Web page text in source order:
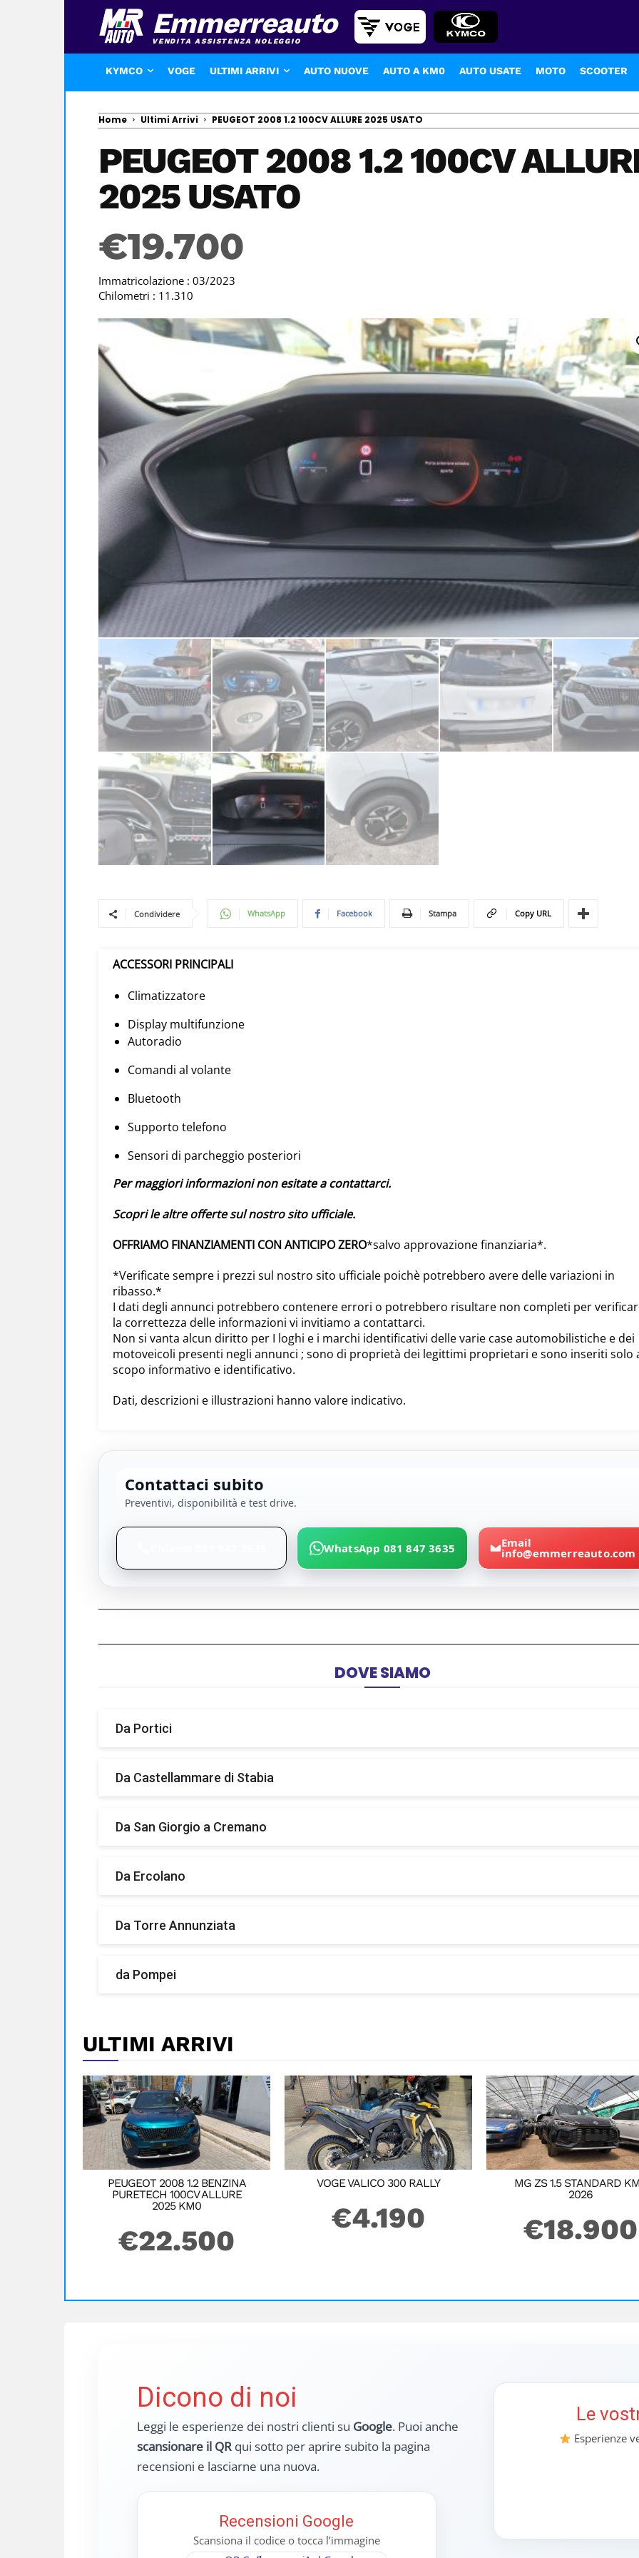
Emmerreauto
VENDITA ASSISTENZA NOLEGGIO
KYMCO VOGE ULTIMI ARRIVI AUTO NUOVE AUTO A KM0 AUTO USATE MOTO SCOOTER
Home Ultimi Arrivi PEUGEOT 2008 1.2 100CV ALLURE 2025 USATO
PEUGEOT 2008 1.2 100CV
2025 USATO
€19.700
Immatricolazione : 03/2023
Chilometri : 11.310
Condividere WhatsApp Facebook Stampa Copy URL
ACCESSORI PRINCIPALI
Climatizzatore
Display multifunzione
Autoradio
Comandi al volante
Bluetooth
Supporto telefono
Sensori di parcheggio posteriori
Per maggiori informazioni non esitate a contattarci.
Scopri le altre offerte sul nostro sito ufficiale.
OFFRIAMO FINANZIAMENTI CON ANTICIPO ZERO*salvo approvazione finanziaria*.
*Verificate sempre i prezzi sul nostro sito ufficiale poichè potrebbero avere delle variazioni in
ribasso.*
I dati degli annunci potrebbero contenere errori o potrebbero risultare non completi per
la correttezza delle informazioni vi invitiamo a contattarci.
Non si vanta alcun diritto per I loghi e i marchi identificativi delle varie case automobilistiche e dei
motoveicoli presenti negli annunci ; sono di proprietà dei legittimi proprietari e sono inseriti solo
scopo informativo e identificativo.
Dati, descrizioni e illustrazioni hanno valore indicativo.
Contattaci subito
Preventivi, disponibilità e test drive.
WhatsApp 081 847 3635 Email
info@emmerreauto.com
DOVE SIAMO
Da Portici
Da Castellammare di Stabia
Da San Giorgio a Cremano
Da Ercolano
Da Torre Annunziata
da Pompei
ULTIMI ARRIVI
PEUGEOT 2008 1.2 BENZINA
PURETECH 100CV ALLURE
2025 KM0
€22.500
VOGE VALICO 300 RALLY
€4.190
MG ZS 1.5 STANDARD
2026
€18.900
Dicono di noi
Leggi le esperienze dei nostri clienti su Google. Puoi anche
scansionare il QRqui sotto per aprire subito la pagina
recensioni e lasciarne una nuova.
Recensioni Google
Scansiona il codice o tocca l’immagine
Le
Esperienze